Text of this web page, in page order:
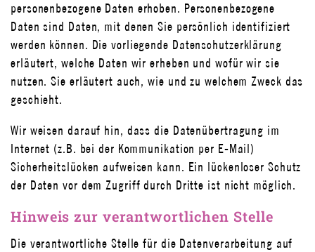
personenbezogene Daten erhoben. Personenbezogene
Daten sind Daten, mit denen Sie persönlich identifiziert
werden können. Die vorliegende Datenschutzerklärung
erläutert, welche Daten wir erheben und wofür wir sie
nutzen. Sie erläutert auch, wie und zu welchem Zweck das
geschieht.
Wir weisen darauf hin, dass die Datenübertragung im
Internet (z.B. bei der Kommunikation per E-Mail)
Sicherheitslücken aufweisen kann. Ein lückenloser Schutz
der Daten vor dem Zugriff durch Dritte ist nicht möglich.
Hinweis zur verantwortlichen Stelle
Die verantwortliche Stelle für die Datenverarbeitung auf